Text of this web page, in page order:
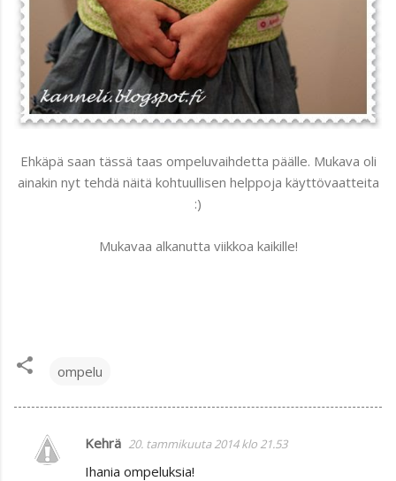
Ehkäpä saan tässä taas ompeluvaihdetta päälle. Mukava oli
ainakin nyt tehdä näitä kohtuullisen helppoja käyttövaatteita
:)
Mukavaa alkanutta viikkoa kaikille!
ompelu
K
Kehrä 20. tammikuuta 2014 klo 21.53
Ihania ompeluksia!